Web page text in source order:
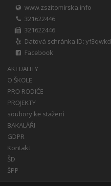
www.zszitomirska.info
321622446
321622446
Datová schránka ID: yf3qwkd
Facebook
AKTUALITY
O ŠKOLE
PRO RODIČE
PROJEKTY
soubory ke stažení
BAKALÁŘI
GDPR
Kontakt
ŠD
ŠPP